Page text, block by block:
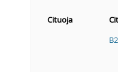
Cituoja